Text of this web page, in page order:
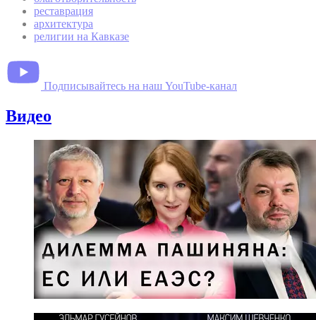
реставрация
архитектура
религии на Кавказе
Подписывайтесь на наш YouTube-канал
Видео